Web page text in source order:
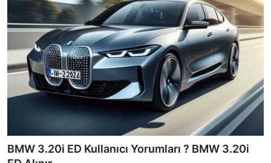
İletişim
Araba Markaları
Paketler
Karşılaştırmalar
Bakım & Arıza Çözümleri
BMW 3.20i ED Kullanıcı Yorumları ? BMW 3.20i